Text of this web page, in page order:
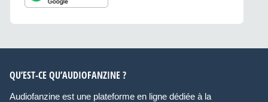
QU’EST-CE QU’AUDIOFANZINE ?
Audiofanzine est une plateforme en ligne dédiée à la